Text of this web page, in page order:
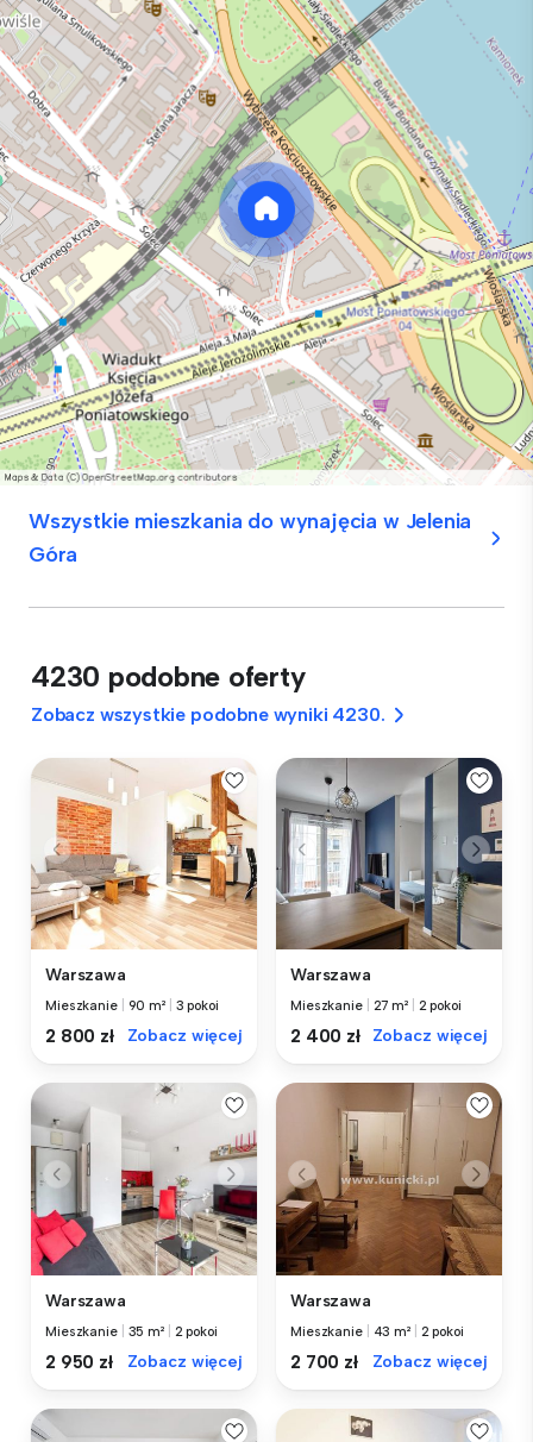
Wszystkie mieszkania do wynajęcia w Jelenia
Góra
4230 podobne oferty
Zobacz wszystkie podobne wyniki 4230.
Warszawa
Mieszkanie 90 m² 3 pokoi
2 800 zł Zobacz więcej
Warszawa
Mieszkanie 27 m² 2 pokoi
2 400 zł Zobacz więcej
Warszawa
Mieszkanie 35 m² 2 pokoi
2 950 zł Zobacz więcej
Warszawa
Mieszkanie 43 m² 2 pokoi
2 700 zł Zobacz więcej